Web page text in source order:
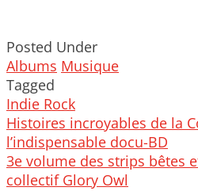
Posted Under
Albums Musique
Tagged
Indie Rock
Post
navigation
Histoires incroyables de la
l’indispensable docu-BD
3e volume des strips bêtes
collectif Glory Owl